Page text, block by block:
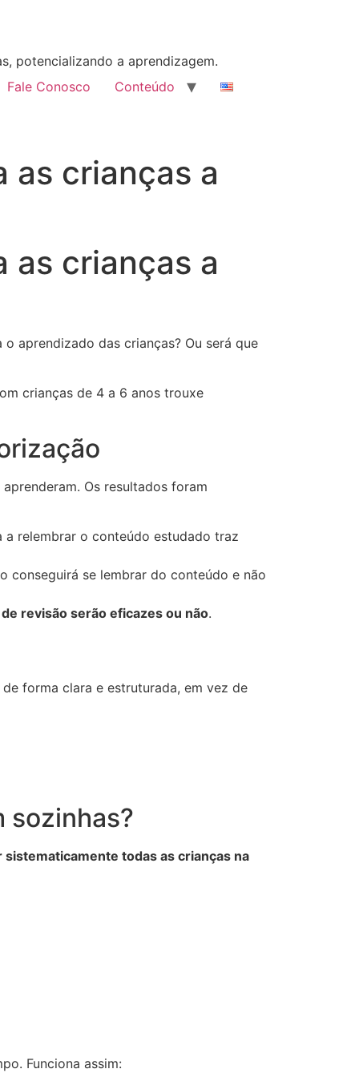
potencializando a aprendizagem.
Fale Conosco Conteúdo
as crianças a
as crianças a
aprendizado das crianças? Ou será que
crianças de 4 a 6 anos trouxe
Os resultados foram
a relembrar o conteúdo estudado traz
conseguirá se lembrar do conteúdo e não
revisão serão eficazes ou não.
forma clara e estruturada, em vez de
sozinhas?
sistematicamente todas as crianças na
Funciona assim: